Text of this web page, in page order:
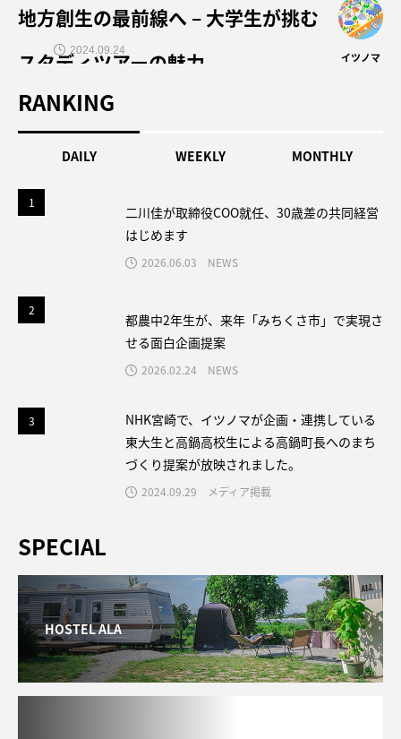
地方創生の最前線へ – 大学生が挑む
スタディツアーの魅力
イツノマ
2024.09.24
RANKING
DAILY WEEKLY MONTHLY
1
二川佳が取締役COO就任、30歳差の共同経営
はじめます
2026.06.03 NEWS
2
都農中2年生が、来年「みちくさ市」で実現さ
せる面白企画提案
2026.02.24 NEWS
3
NHK宮崎で、イツノマが企画・連携している
東大生と高鍋高校生による高鍋町長へのまち
づくり提案が放映されました。
2024.09.29 メディア掲載
SPECIAL
HOSTEL ALA